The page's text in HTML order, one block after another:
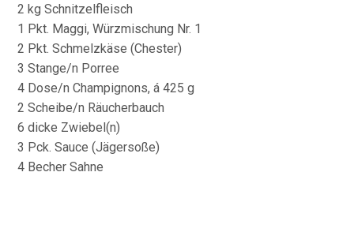
2 kg Schnitzelfleisch
1 Pkt. Maggi, Würzmischung Nr. 1
2 Pkt. Schmelzkäse (Chester)
3 Stange/n Porree
4 Dose/n Champignons, á 425 g
2 Scheibe/n Räucherbauch
6 dicke Zwiebel(n)
3 Pck. Sauce (Jägersoße)
4 Becher Sahne